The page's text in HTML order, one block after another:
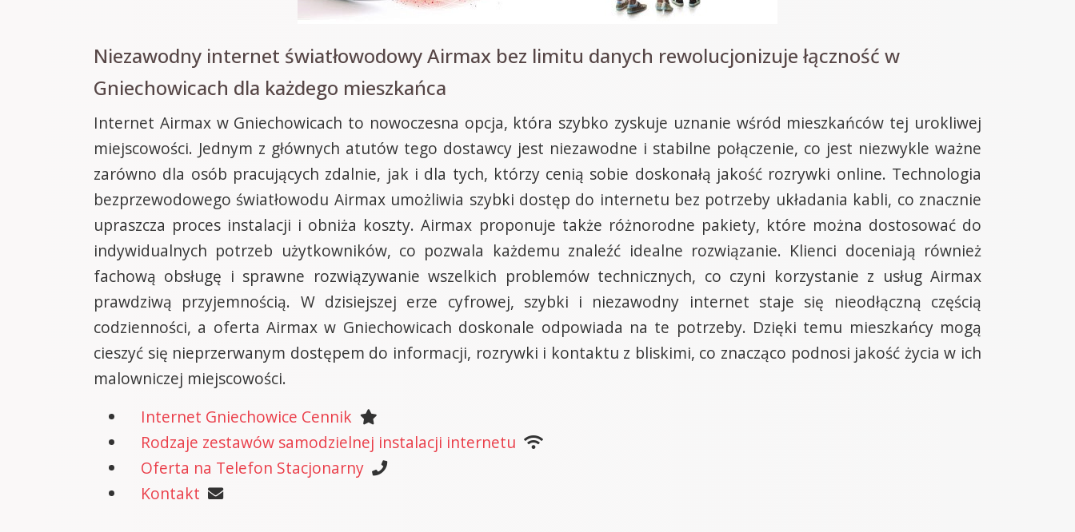
Niezawodny internet światłowodowy Airmax bez limitu danych rewolucjonizuje łączność w
Gniechowicach dla każdego mieszkańca
Internet Airmax w Gniechowicach to nowoczesna opcja, która szybko zyskuje uznanie wśród mieszkańców tej urokliwej
miejscowości. Jednym z głównych atutów tego dostawcy jest niezawodne i stabilne połączenie, co jest niezwykle ważne
zarówno dla osób pracujących zdalnie, jak i dla tych, którzy cenią sobie doskonałą jakość rozrywki online. Technologia
bezprzewodowego światłowodu Airmax umożliwia szybki dostęp do internetu bez potrzeby układania kabli, co znacznie
upraszcza proces instalacji i obniża koszty. Airmax proponuje także różnorodne pakiety, które można dostosować do
indywidualnych potrzeb użytkowników, co pozwala każdemu znaleźć idealne rozwiązanie. Klienci doceniają również
fachową obsługę i sprawne rozwiązywanie wszelkich problemów technicznych, co czyni korzystanie z usług Airmax
prawdziwą przyjemnością. W dzisiejszej erze cyfrowej, szybki i niezawodny internet staje się nieodłączną częścią
codzienności, a oferta Airmax w Gniechowicach doskonale odpowiada na te potrzeby. Dzięki temu mieszkańcy mogą
cieszyć się nieprzerwanym dostępem do informacji, rozrywki i kontaktu z bliskimi, co znacząco podnosi jakość życia w ich
malowniczej miejscowości.
Internet Gniechowice Cennik
Rodzaje zestawów samodzielnej instalacji internetu
Oferta na Telefon Stacjonarny
Kontakt